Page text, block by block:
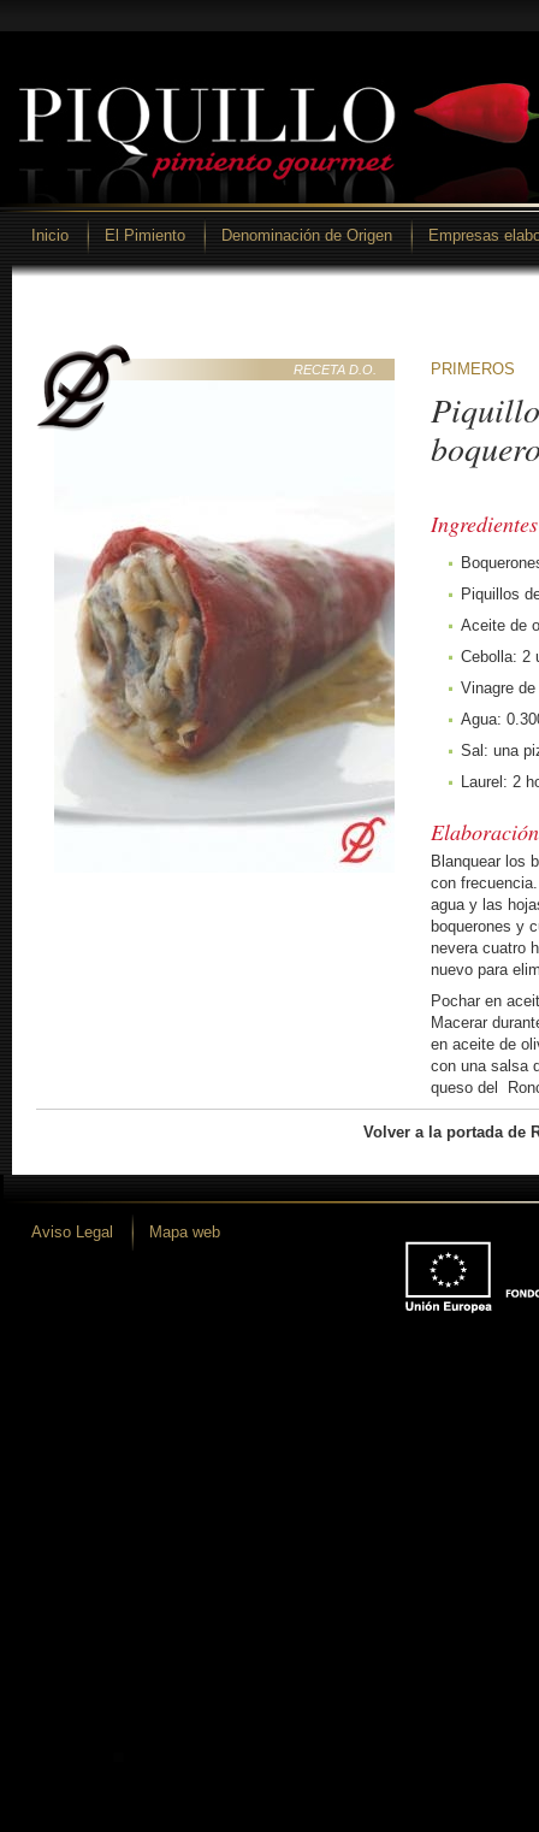
Inicio El Pimiento Denominación de Origen Empresas
RECETA D.O. PRIMEROS
Ingredientes
Piquillos
Aceite de
Cebolla: 2
Vinagre
Agua:
Sal: una
Laurel: 2
Elaboración
Blanquear los
con
agua y las
boquerones y
nevera cuatro
nuevo para
Pochar en
Macerar
en aceite de
con una salsa
queso del
Volver a la portada de
Aviso Legal Mapa web
iLUNE